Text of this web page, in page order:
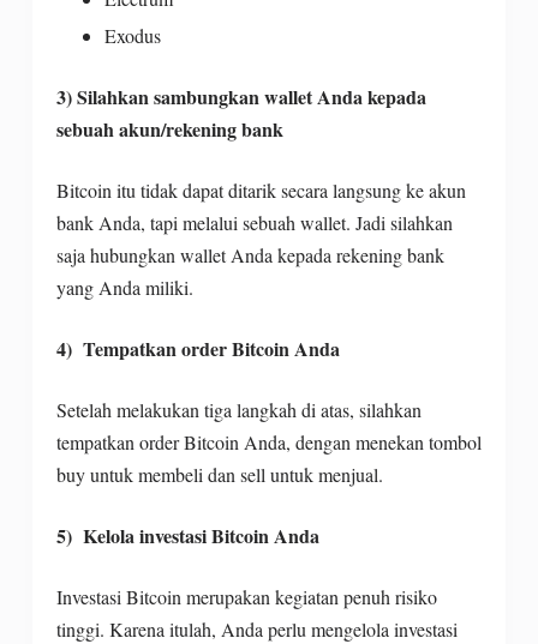
Exodus
3) Silahkan sambungkan wallet Anda kepada
sebuah akun/rekening bank
Bitcoin itu tidak dapat ditarik secara langsung ke akun
bank Anda, tapi melalui sebuah wallet. Jadi silahkan
saja hubungkan wallet Anda kepada rekening bank
yang Anda miliki.
4) Tempatkan order Bitcoin Anda
Setelah melakukan tiga langkah di atas, silahkan
tempatkan order Bitcoin Anda, dengan menekan tombol
buy untuk membeli dan sell untuk menjual.
5) Kelola investasi Bitcoin Anda
Investasi Bitcoin merupakan kegiatan penuh risiko
tinggi. Karena itulah, Anda perlu mengelola investasi